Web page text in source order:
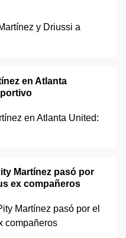
en Atlanta
Martínez pasó por
ex compañeros